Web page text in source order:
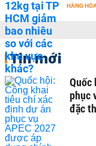
HÀNG
Tin mới
Quốc
phục
đặc